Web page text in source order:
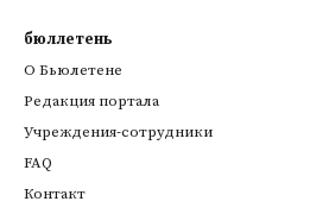
бюллетень
О Бьюлетене
Редакция портала
Учреждения-сотрудники
FAQ
Контакт